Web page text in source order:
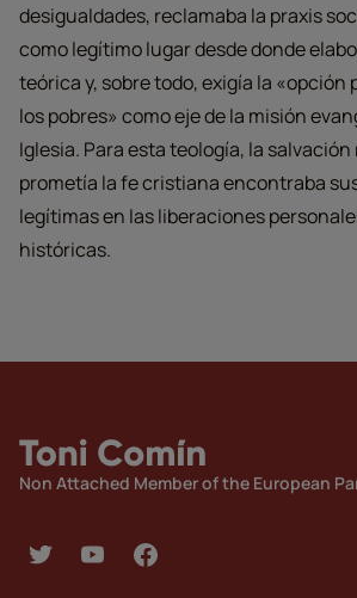
desigualdades, reclamaba la praxis
como legítimo lugar desde donde
teórica y, sobre todo, exigía la
los pobres» como eje de la misión
Iglesia. Para esta teología, la
prometía la fe cristiana encontraba
legítimas en las liberaciones
históricas.
Non Attached Member of the European